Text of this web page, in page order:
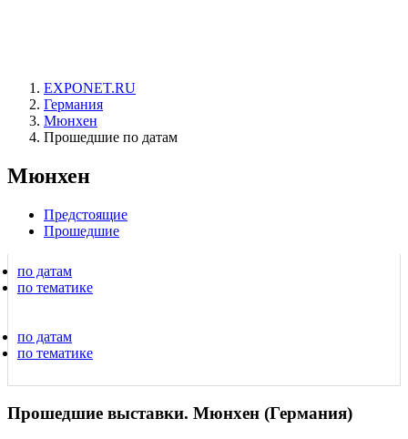
EXPONET.RU
Германия
Мюнхен
Прошедшие по датам
Мюнхен
Предстоящие
Прошедшие
по датам
по тематике
по датам
по тематике
Прошедшие выставки. Мюнхен (Германия)